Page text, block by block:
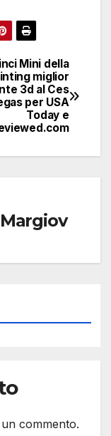
Mini della
miglior
3d al Ces
per USA
Today e
commento.